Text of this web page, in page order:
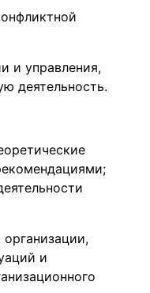
и управления,
деятельность.
и